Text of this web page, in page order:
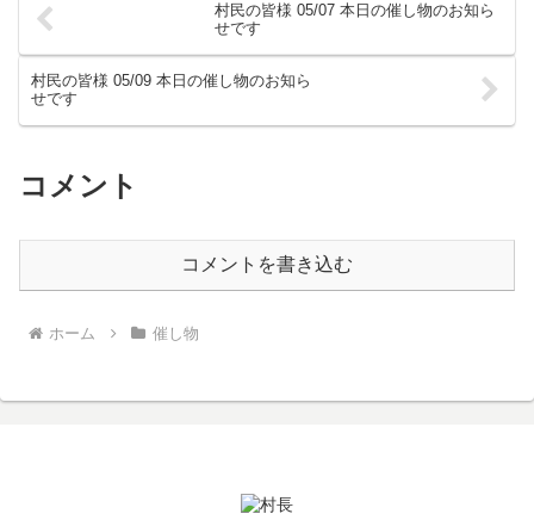
村民の皆様 05/07 本日の催し物のお知ら
せです
村民の皆様 05/09 本日の催し物のお知ら
せです
コメント
コメントを書き込む
ホーム 催し物